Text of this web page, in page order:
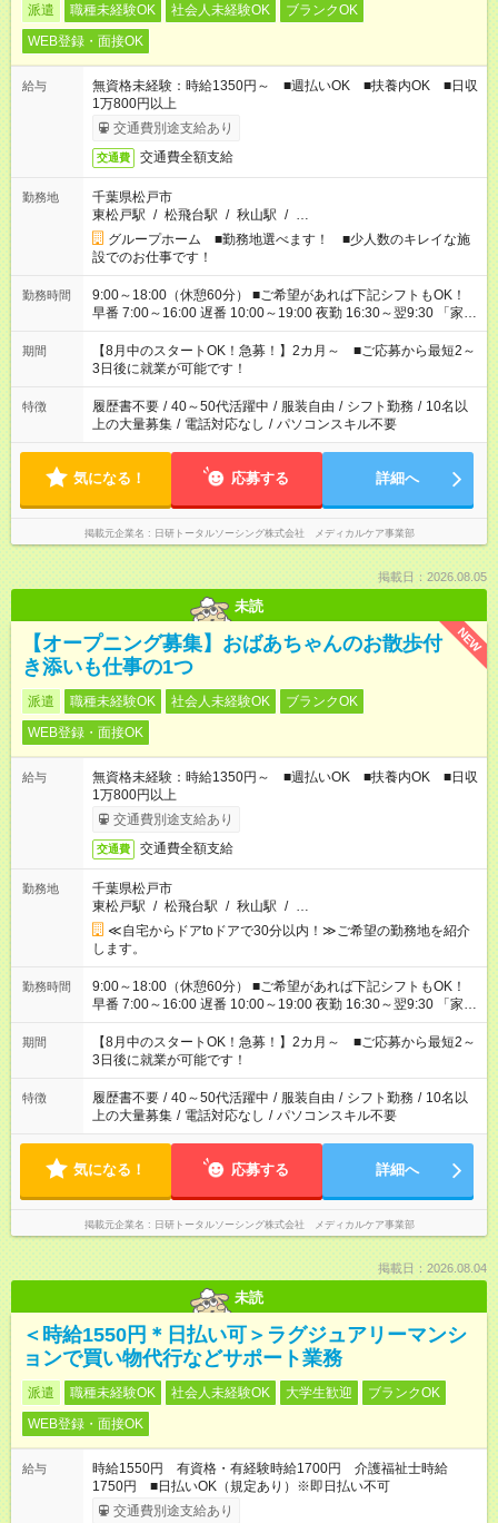
派遣 職種未経験OK 社会人未経験OK
ブランクOK
WEB登録・面接OK
給与
無資格未経験：時給1350円～ ■週払いOK ■扶養内OK ■日収
1万800円以上
交通費別途支給あり
交通費 交通費全額支給
勤務地
千葉県松戸市
東松戸駅 / 松飛台駅 / 秋山駅 / …
グループホーム ■勤務地選べます！ ■少人数のキレイな施
設でのお仕事です！
勤務時間
9:00～18:00（休憩60分） ■ご希望があれば下記シフトもOK！
早番 7:00～16:00 遅番 10:00～19:00 夜勤 16:30～翌9:30 「家族
と休みを合わせたい」 「余裕を持って夕飯の準備がしたい」
「できれば残業はしたくない」 など、ご希望を教えてください
ね。 ※Wワーク希望の方へ 今ご覧のお仕事で希望する勤務時間
と、もう1つのお仕事の勤務時間。 合計で週40時間を超える場
合は応募できません。
期間
【8月中のスタートOK！急募！】2カ月～ ■ご応募から最短2～
3日後に就業が可能です！
特徴 履歴書不要 / 40～50代活躍中 / 服装自由 / シフト勤務 / 10名以
上の大量募集 / 電話対応なし / パソコンスキル不要
気になる！ 応募する 詳細へ
掲載元企業名 日研トータルソーシング株式会社 メディカルケア事業部
掲載日：2026.08.05
未読
NEW
【オープニング募集】おばあちゃんのお散歩付
き添いも仕事の1つ
派遣 職種未経験OK 社会人未経験OK
ブランクOK
WEB登録・面接OK
給与
無資格未経験：時給1350円～ ■週払いOK ■扶養内OK ■日収
1万800円以上
交通費別途支給あり
交通費 交通費全額支給
勤務地
千葉県松戸市
東松戸駅 / 松飛台駅 / 秋山駅 / …
≪自宅からドアtoドアで30分以内！≫ご希望の勤務地を紹介
します。
勤務時間
9:00～18:00（休憩60分） ■ご希望があれば下記シフトもOK！
早番 7:00～16:00 遅番 10:00～19:00 夜勤 16:30～翌9:30 「家族
と休みを合わせたい」 「余裕を持って夕飯の準備がしたい」
「できれば残業はしたくない」 など、ご希望を教えてください
ね。 ※Wワーク希望の方へ 今ご覧のお仕事で希望する勤務時間
と、もう1つのお仕事の勤務時間。 合計で週40時間を超える場
合は応募できません。
期間
【8月中のスタートOK！急募！】2カ月～ ■ご応募から最短2～
3日後に就業が可能です！
特徴 履歴書不要 / 40～50代活躍中 / 服装自由 / シフト勤務 / 10名以
上の大量募集 / 電話対応なし / パソコンスキル不要
気になる！ 応募する 詳細へ
掲載元企業名 日研トータルソーシング株式会社 メディカルケア事業部
掲載日：2026.08.04
未読
＜時給1550円＊日払い可＞ラグジュアリーマンシ
ョンで買い物代行などサポート業務
派遣 職種未経験OK 社会人未経験OK 大学生歓迎
ブランクOK
WEB登録・面接OK
給与
時給1550円 有資格・有経験時給1700円 介護福祉士時給
1750円 ■日払いOK（規定あり）※即日払い不可
交通費別途支給あり